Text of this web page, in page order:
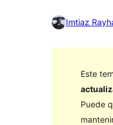
Imtiaz
Este
Puede